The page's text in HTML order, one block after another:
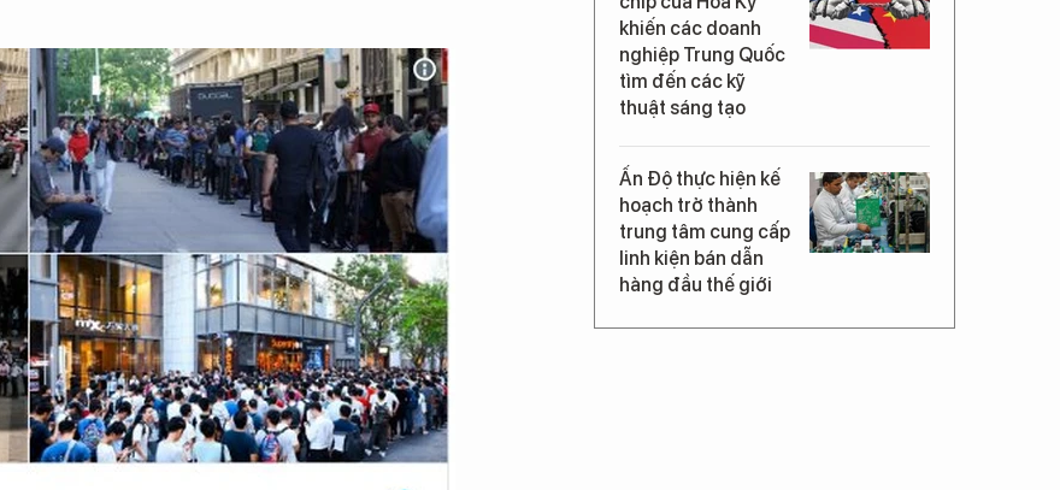
khiến các doanh
nghiệp Trung Quốc
tìm đến các kỹ
thuật sáng tạo
Ấn Độ thực hiện kế
hoạch trở thành
trung tâm cung cấp
linh kiện bán dẫn
hàng đầu thế giới